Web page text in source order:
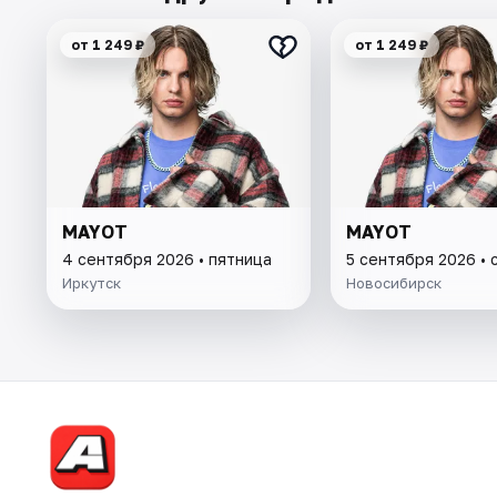
от 1 249 ₽
MAYOT
4 сентября 2026 • пятница
Иркутск
от 1 249 ₽
MAYOT
5 сентября 2026 •
Новосибирск